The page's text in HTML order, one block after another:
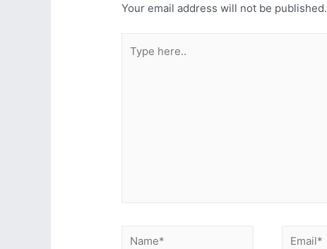
Your email address will not be published.
here..
Name* Email*